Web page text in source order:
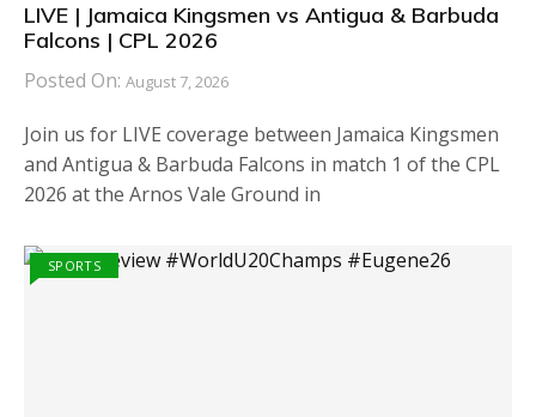
LIVE | Jamaica Kingsmen vs Antigua & Barbuda
Falcons | CPL 2026
Posted On: August 7, 2026
Join us for LIVE coverage between Jamaica Kingsmen
and Antigua & Barbuda Falcons in match 1 of the CPL
2026 at the Arnos Vale Ground in
SPORTS